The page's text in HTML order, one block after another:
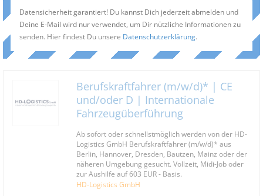
Datensicherheit garantiert! Du kannst Dich jederzeit abmelden und
Deine E-Mail wird nur verwendet, um Dir nützliche Informationen zu
senden. Hier findest Du unsere Datenschutzerklärung.
Berufskraftfahrer (m/w/d)* | CE
und/oder D | Internationale
Fahrzeugüberführung
Ab sofort oder schnellstmöglich werden von der HD-
Logistics GmbH Berufskraftfahrer (m/w/d)* aus
Berlin, Hannover, Dresden, Bautzen, Mainz oder der
näheren Umgebung gesucht. Vollzeit, Midi-Job oder
zur Aushilfe auf 603 EUR - Basis.
HD-Logistics GmbH